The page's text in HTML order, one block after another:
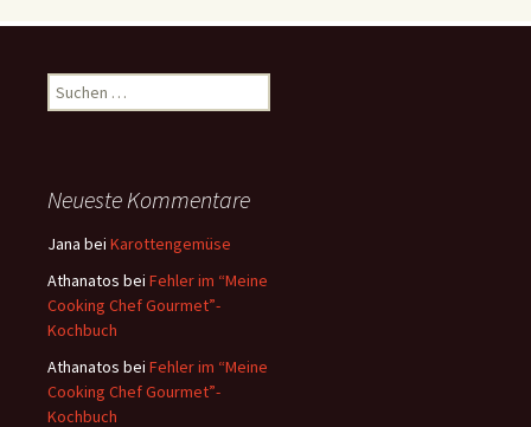
u
n
a
h
:
Neueste Kommentare
Jana bei Karottengemüse
Athanatos bei Fehler im “Meine
Cooking Chef Gourmet”-
Kochbuch
Athanatos bei Fehler im “Meine
Cooking Chef Gourmet”-
Kochbuch